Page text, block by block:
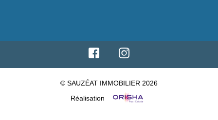
© SAUZÉAT IMMOBILIER 2026
Réalisation